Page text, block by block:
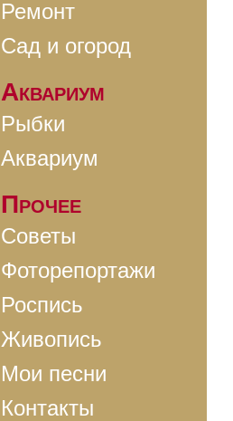
Ремонт
Сад и огород
Аквариум
Рыбки
Аквариум
Прочее
Советы
Фоторепортажи
Роспись
Живопись
Мои песни
Контакты